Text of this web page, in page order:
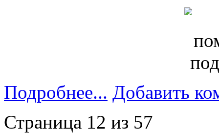
Подробнее... Добавить
Страница 12 из 57